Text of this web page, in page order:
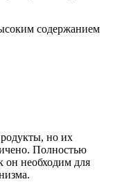
содержанием
но их
Полностью
он необходим для